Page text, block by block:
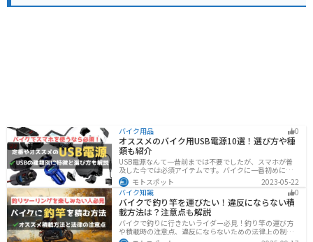
バイク用品 0
オススメのバイク用USB電源10選！選び方や種
類も紹介
USB電源なんて一昔前までは不要でしたが、スマホが普
及した今では必須アイテムです。バイクに一番初めにつ
けたいグッズです。この記事では、そんなバイク用USB電
源の種類や選び方、オススメ商品を厳選して紹介します
ので、ぜひ参考にしてください。
モトスポット
2023-05-22
バイク知識
0
バイクで釣り竿を運びたい！違反にならない積
載方法は？注意点も解説
バイクで釣りに行きたいライダー必見！釣り竿の運び方
や積載時の注意点、違反にならないための法律上の制限
を解説。風の影響やバランス、安全面のポイントを押さ